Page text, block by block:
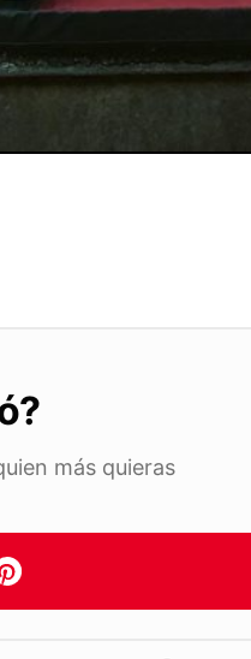
más quieras